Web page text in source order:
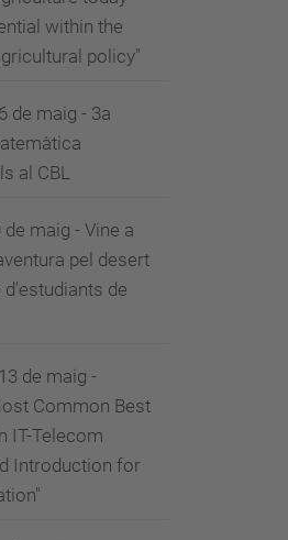
within the
policy"
de maig - 3a
al CBL
maig - Vine a
pel desert
de
de maig -
Common Best
IT-Telecom
Introduction for